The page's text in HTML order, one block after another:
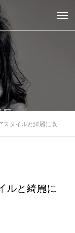
綺麗に収まるミネラル効果。
ルと綺麗に